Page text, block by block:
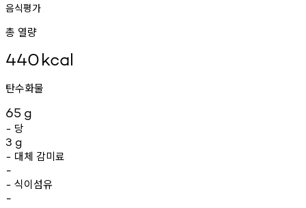
음식평가
총 열량
440kcal
탄수화물
65 g
- 당
3 g
- 대체 감미료
-
- 식이섬유
-